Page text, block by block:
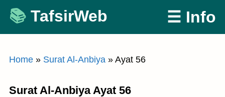
Skip
content
TafsirWeb ☰ Info
Home » Surat Al-Anbiya » Ayat 56
Surat Al-Anbiya Ayat 56